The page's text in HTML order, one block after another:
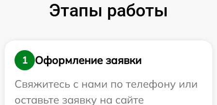
Этапы работы
1
Оформление заявки
Свяжитесь с нами по телефону или
оставьте заявку на сайте